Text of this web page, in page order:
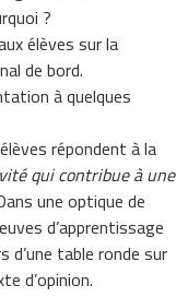
?
élèves sur la
de bord.
à quelques
répondent à la
qui contribue à une
une optique de
d’apprentissage
table ronde sur
d’opinion.